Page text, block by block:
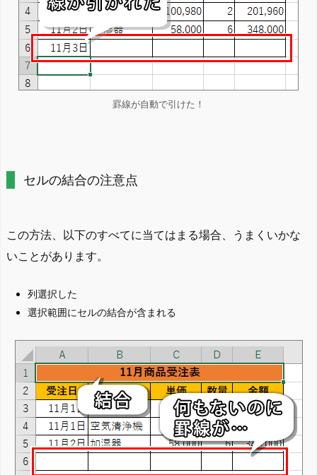
罫線が自動で引けた！
セルの結合の注意点
この方法、以下のすべてに当てはまる場合、うまくいかな
いことがあります。
列選択した
選択範囲にセルの結合が含まれる